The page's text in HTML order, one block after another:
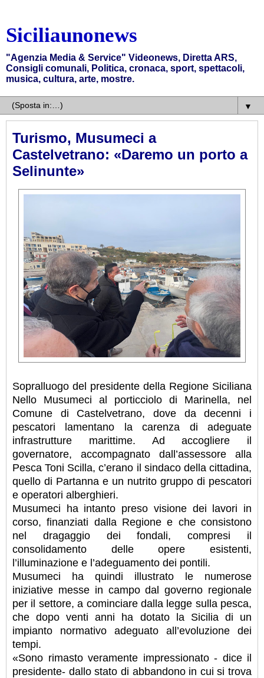
Siciliaunonews
"Agenzia Media & Service" Videonews, Diretta ARS,
Consigli comunali, Politica, cronaca, sport, spettacoli,
musica, cultura, arte, mostre.
▼
Turismo, Musumeci a
Castelvetrano: «Daremo un porto a
Selinunte»
Sopralluogo del presidente della Regione Siciliana
Nello Musumeci al porticciolo di Marinella, nel
Comune di Castelvetrano, dove da decenni i
pescatori lamentano la carenza di adeguate
infrastrutture marittime. Ad accogliere il
governatore, accompagnato dall’assessore alla
Pesca Toni Scilla, c’erano il sindaco della cittadina,
quello di Partanna e un nutrito gruppo di pescatori
e operatori alberghieri.
Musumeci ha intanto preso visione dei lavori in
corso, finanziati dalla Regione e che consistono
nel dragaggio dei fondali, compresi il
consolidamento delle opere esistenti,
l’illuminazione e l’adeguamento dei pontili.
Musumeci ha quindi illustrato le numerose
iniziative messe in campo dal governo regionale
per il settore, a cominciare dalla legge sulla pesca,
che dopo venti anni ha dotato la Sicilia di un
impianto normativo adeguato all’evoluzione dei
tempi.
«Sono rimasto veramente impressionato - dice il
presidente- dallo stato di abbandono in cui si trova